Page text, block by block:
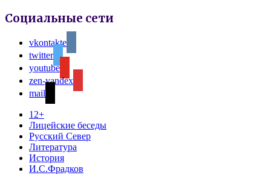
Социальные сети
vkontakte
twitter
youtube
zen-yandex
mail
12+
Лицейские беседы
Русский Север
Литература
История
И.С.Фрадков